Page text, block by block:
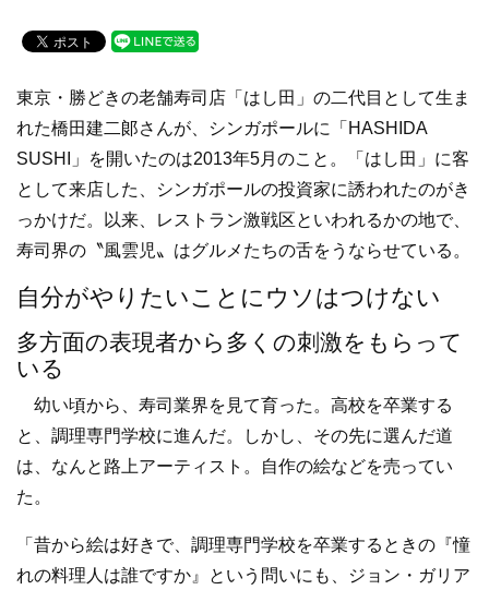
c
e
b
o
o
k
tt
er
e
東京・勝どきの老舗寿司店「はし田」の二代目として生ま
れた橋田建二郞さんが、シンガポールに「HASHIDA
SUSHI」を開いたのは2013年5月のこと。「はし田」に客
として来店した、シンガポールの投資家に誘われたのがき
っかけだ。以来、レストラン激戦区といわれるかの地で、
寿司界の〝風雲児〟はグルメたちの舌をうならせている。
自分がやりたいことにウソはつけない
多方面の表現者から多くの刺激をもらって
いる
幼い頃から、寿司業界を見て育った。高校を卒業する
と、調理専門学校に進んだ。しかし、その先に選んだ道
は、なんと路上アーティスト。自作の絵などを売ってい
た。
「昔から絵は好きで、調理専門学校を卒業するときの『憧
れの料理人は誰ですか』という問いにも、ジョン・ガリア